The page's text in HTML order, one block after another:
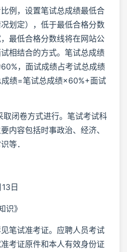
例，设置笔试总成绩最低合
划定），低于最低合格分数
最低合格分数线将在网站公
相结合的方式。笔试总成绩
，面试成绩占考试总成绩
绩=笔试总成绩×60%+面试
取闭卷方式进行。笔试考试科
内容包括时事政治、经济、
等．
日
》
笔试准考证。应聘人员考试
考证原件和本人有效身份证